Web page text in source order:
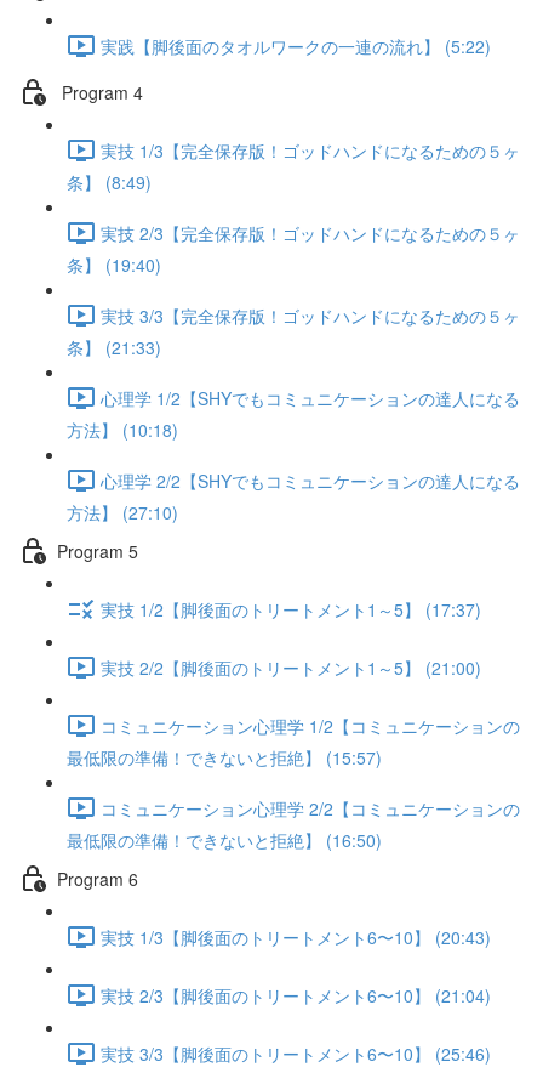
実践【脚後面のタオルワークの一連の流れ】 (5:22)
Program 4
実技 1/3【完全保存版！ゴッドハンドになるための５ヶ
条】 (8:49)
実技 2/3【完全保存版！ゴッドハンドになるための５ヶ
条】 (19:40)
実技 3/3【完全保存版！ゴッドハンドになるための５ヶ
条】 (21:33)
心理学 1/2【SHYでもコミュニケーションの達人になる
方法】 (10:18)
心理学 2/2【SHYでもコミュニケーションの達人になる
方法】 (27:10)
Program 5
実技 1/2【脚後面のトリートメント1～5】 (17:37)
実技 2/2【脚後面のトリートメント1～5】 (21:00)
コミュニケーション心理学 1/2【コミュニケーションの
最低限の準備！できないと拒絶】 (15:57)
コミュニケーション心理学 2/2【コミュニケーションの
最低限の準備！できないと拒絶】 (16:50)
Program 6
実技 1/3【脚後面のトリートメント6〜10】 (20:43)
実技 2/3【脚後面のトリートメント6〜10】 (21:04)
実技 3/3【脚後面のトリートメント6〜10】 (25:46)